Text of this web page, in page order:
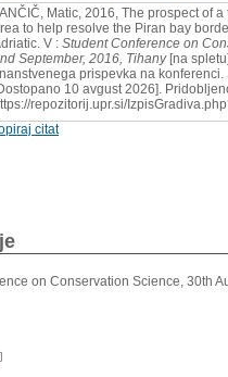
Matic, 2016, The prospect of
to help resolve the Piran bay
V : Student Conference on
September, 2016, Tihany[na
prispevka na konferenci.
10 avgust 2026].
repozitorij.upr.si/
citat
on Conservation Science, 30th